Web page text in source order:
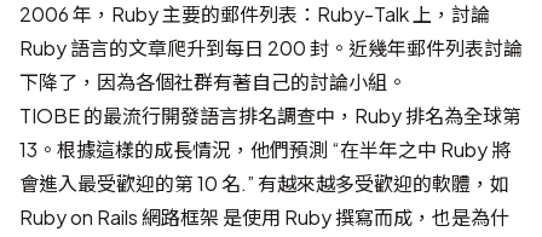
2006 年，Ruby 主要的郵件列表：Ruby-Talk 上，討論
Ruby 語言的文章爬升到每日 200 封。近幾年郵件列表討論
下降了，因為各個社群有著自己的討論小組。
TIOBE 的最流行開發語言排名調查中，Ruby 排名為全球第
13。根據這樣的成長情況，他們預測 “在半年之中 Ruby 將
會進入最受歡迎的第 10 名.” 有越來越多受歡迎的軟體，如
Ruby on Rails網路框架 是使用 Ruby 撰寫而成，也是為什